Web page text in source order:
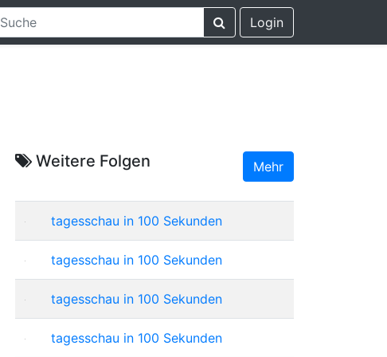
Login
Weitere Folgen Mehr
tagesschau in 100 Sekunden
tagesschau in 100 Sekunden
tagesschau in 100 Sekunden
tagesschau in 100 Sekunden